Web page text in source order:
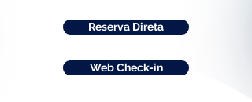
Reserva Direta
Web Check-in